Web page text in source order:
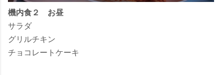
機内食２ お昼
サラダ
グリルチキン
チョコレートケーキ